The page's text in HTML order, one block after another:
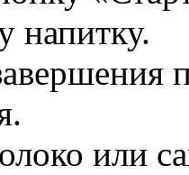
напитку.
или